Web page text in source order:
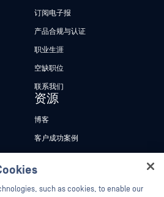
订阅电子报
产品合规与认证
职业生涯
空缺职位
联系我们
资源
博客
客户成功案例
新闻报道
活动
such as cookies, to enable our
there!